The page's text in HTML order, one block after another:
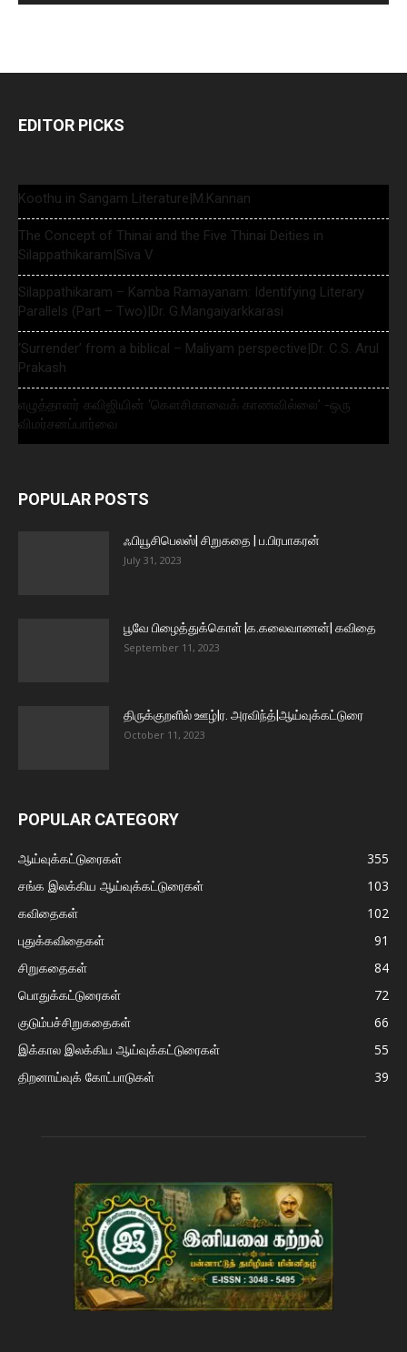
EDITOR PICKS
Koothu in Sangam Literature|M.Kannan
The Concept of Thinai and the Five Thinai Deities in
Silappathikaram|Siva V
Silappathikaram – Kamba Ramayanam: Identifying Literary
Parallels (Part – Two)|Dr. G.Mangaiyarkkarasi
‘Surrender’ from a biblical – Maliyam perspective|Dr. C.S. Arul
Prakash
எழுத்தாளர் கவிஜியின் ‘கௌசிகாவைக் காணவில்லை’ -ஒரு
விமர்சனப்பார்வை
POPULAR POSTS
ஃபியூசிபெலஸ்| சிறுகதை | ப.பிரபாகரன்
July 31, 2023
பூவே பிழைத்துக்கொள் |க.கலைவாணன்| கவிதை
September 11, 2023
திருக்குறளில் ஊழ்|ர. அரவிந்த்|ஆய்வுக்கட்டுரை
October 11, 2023
POPULAR CATEGORY
ஆய்வுக்கட்டுரைகள்
355
சங்க இலக்கிய ஆய்வுக்கட்டுரைகள்
103
கவிதைகள்
102
புதுக்கவிதைகள்
91
சிறுகதைகள்
84
பொதுக்கட்டுரைகள்
72
குடும்பச்சிறுகதைகள்
66
இக்கால இலக்கிய ஆய்வுக்கட்டுரைகள்
55
திறனாய்வுக் கோட்பாடுகள்
39